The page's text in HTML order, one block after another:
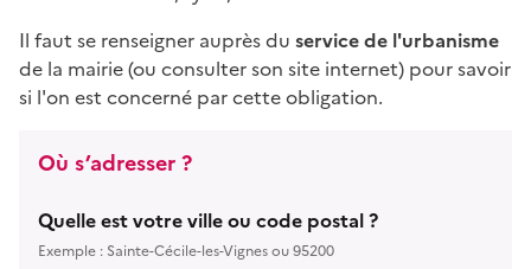
Il faut se renseigner auprès du service de l'urbanisme
de la mairie (ou consulter son site internet) pour savoir
si l'on est concerné par cette obligation.
Où s’adresser ?
Quelle est votre ville ou code postal ?
Exemple : Sainte-Cécile-les-Vignes ou 95200